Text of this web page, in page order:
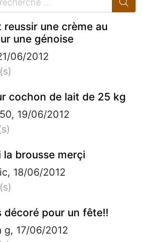
reussir une crème au
une génoise
06/2012
cochon de lait de 25 kg
19/06/2012
la brousse merçi
18/06/2012
décoré pour un fête!!
g, 17/06/2012